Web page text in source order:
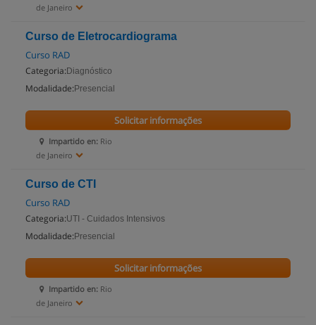
de Janeiro
Curso de Eletrocardiograma
Curso RAD
Categoria: Diagnóstico
Modalidade: Presencial
Impartido en: Rio
de Janeiro
Solicitar informações
Curso de CTI
Curso RAD
Categoria:UTI - Cuidados Intensivos
Modalidade: Presencial
Impartido en: Rio
de Janeiro
Solicitar informações